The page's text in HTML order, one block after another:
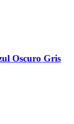
Oscuro Gris